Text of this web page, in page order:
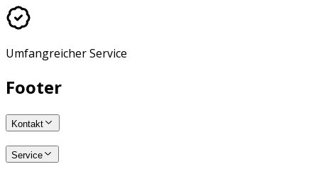
Umfangreicher Service
Footer
Kontakt
Service